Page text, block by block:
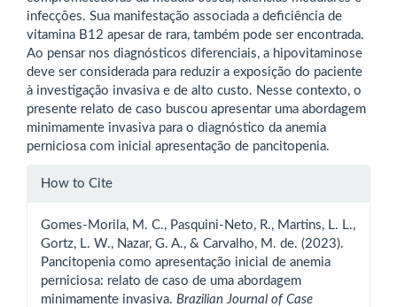
infecções. Sua manifestação associada a deficiência de
vitamina B12 apesar de rara, também pode ser encontrada.
Ao pensar nos diagnósticos diferenciais, a hipovitaminose
deve ser considerada para reduzir a exposição do paciente
à investigação invasiva e de alto custo. Nesse contexto, o
presente relato de caso buscou apresentar uma abordagem
minimamente invasiva para o diagnóstico da anemia
perniciosa com inicial apresentação de pancitopenia.
Article
How to Cite
Gomes-Morila, M. C., Pasquini-Neto, R., Martins, L. L.,
Gortz, L. W., Nazar, G. A., & Carvalho, M. de. (2023).
Pancitopenia como apresentação inicial de anemia
perniciosa: relato de caso de uma abordagem
minimamente invasiva. Brazilian Journal of Case